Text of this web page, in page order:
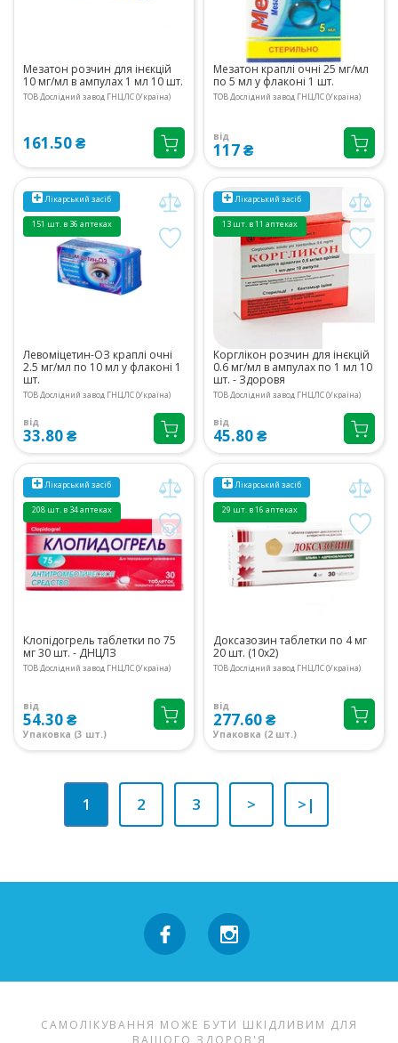
Мезатон розчин для інєкцій
10 мг/мл в ампулах 1 мл 10 шт.
ТОВ Дослідний завод ГНЦЛС (Україна)
161.50 ₴
Мезатон краплі очні 25 мг/мл
по 5 мл у флаконі 1 шт.
ТОВ Дослідний завод ГНЦЛС (Україна)
від
117 ₴
Лікарський засіб
151 шт. в 36 аптеках
Левоміцетин-ОЗ краплі очні
2.5 мг/мл по 10 мл у флаконі 1
шт.
ТОВ Дослідний завод ГНЦЛС (Україна)
від
33.80 ₴
Лікарський засіб
13 шт. в 11 аптеках
Корглікон розчин для інєкцій
0.6 мг/мл в ампулах по 1 мл 10
шт. - Здоровя
ТОВ Дослідний завод ГНЦЛС (Україна)
від
45.80 ₴
Лікарський засіб
208 шт. в 34 аптеках
Клопідогрель таблетки по 75
мг 30 шт. - ДНЦЛЗ
ТОВ Дослідний завод ГНЦЛС (Україна)
від
54.30 ₴
Упаковка (3 шт.)
Лікарський засіб
29 шт. в 16 аптеках
Доксазозин таблетки по 4 мг
20 шт. (10х2)
ТОВ Дослідний завод ГНЦЛС (Україна)
від
277.60 ₴
Упаковка (2 шт.)
1 2 3 > >|
САМОЛІКУВАННЯ МОЖЕ БУТИ ШКІДЛИВИМ ДЛЯ
ВАШОГО ЗДОРОВ'Я